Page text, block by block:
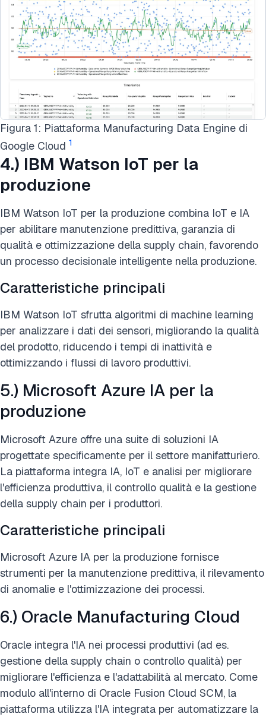
Figura 1: Piattaforma Manufacturing Data Engine di
Google Cloud 1
4.) IBM Watson IoT per la
produzione
IBM Watson IoT per la produzione combina IoT e IA
per abilitare manutenzione predittiva, garanzia di
qualità e ottimizzazione della supply chain, favorendo
un processo decisionale intelligente nella produzione.
Caratteristiche principali
IBM Watson IoT sfrutta algoritmi di machine learning
per analizzare i dati dei sensori, migliorando la qualità
del prodotto, riducendo i tempi di inattività e
ottimizzando i flussi di lavoro produttivi.
5.) Microsoft Azure IA per la
produzione
Microsoft Azure offre una suite di soluzioni IA
progettate specificamente per il settore manifatturiero.
La piattaforma integra IA, IoT e analisi per migliorare
l'efficienza produttiva, il controllo qualità e la gestione
della supply chain per i produttori.
Caratteristiche principali
Microsoft Azure IA per la produzione fornisce
strumenti per la manutenzione predittiva, il rilevamento
di anomalie e l'ottimizzazione dei processi.
6.) Oracle Manufacturing Cloud
Oracle integra l'IA nei processi produttivi (ad es.
gestione della supply chain o controllo qualità) per
migliorare l'efficienza e l'adattabilità al mercato. Come
modulo all'interno di Oracle Fusion Cloud SCM, la
piattaforma utilizza l'IA integrata per automatizzare la